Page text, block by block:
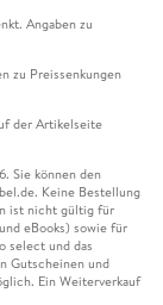
Angaben zu
zu Preissenkungen
der Artikelseite
Sie können den
Keine Bestellung
ist nicht gültig für
eBooks) sowie für
select und das
Gutscheinen und
Ein Weiterverkauf